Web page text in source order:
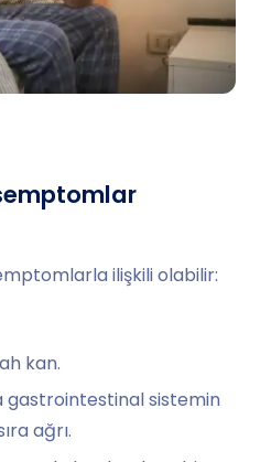
ilişkili olabilir:
kan.
gastrointestinal sistemin
ağrı.